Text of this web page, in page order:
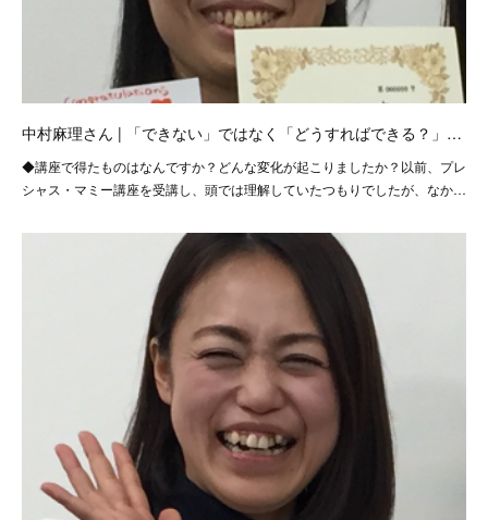
中村麻理さん | 「できない」ではなく「どうすればできる？」…
◆講座で得たものはなんですか？どんな変化が起こりましたか？以前、プレ
シャス・マミー講座を受講し、頭では理解していたつもりでしたが、なか…